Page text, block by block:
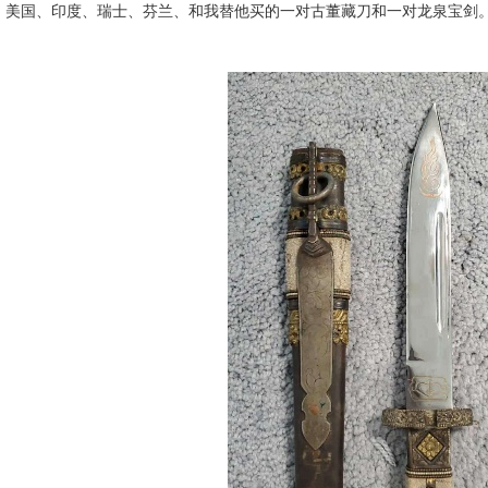
美国、印度、瑞士、芬兰、和我替他买的一对古董藏刀和一对龙泉宝剑